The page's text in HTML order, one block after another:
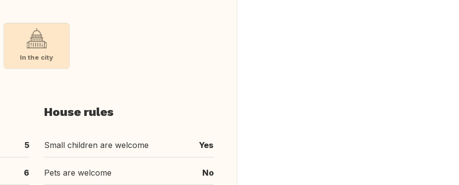
In the city
5
6
House rules
Small children are welcome Yes
Pets are welcome No